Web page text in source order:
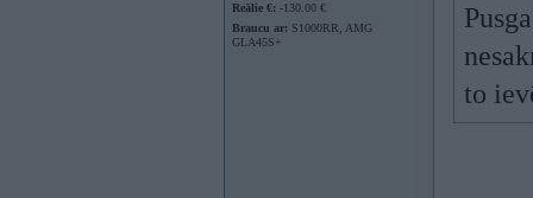
Reālie €: -130.00 €
Braucu ar: S1000RR, AMG
GLA45S+
to